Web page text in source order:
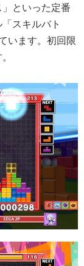
といった定番
スキルバト
います。初回限